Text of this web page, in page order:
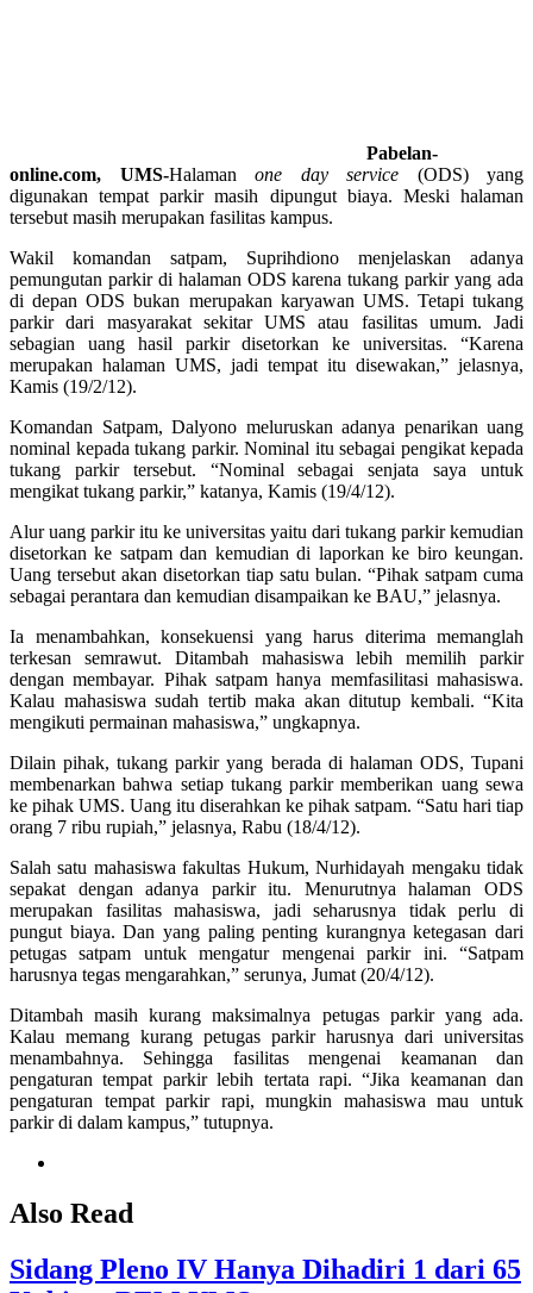
Pabelan-
online.com, UMS-Halaman one day service (ODS) yang
digunakan tempat parkir masih dipungut biaya. Meski halaman
tersebut masih merupakan fasilitas kampus.
Wakil komandan satpam, Suprihdiono menjelaskan adanya
pemungutan parkir di halaman ODS karena tukang parkir yang ada
di depan ODS bukan merupakan karyawan UMS. Tetapi tukang
parkir dari masyarakat sekitar UMS atau fasilitas umum. Jadi
sebagian uang hasil parkir disetorkan ke universitas. “Karena
merupakan halaman UMS, jadi tempat itu disewakan,” jelasnya,
Kamis (19/2/12).
Komandan Satpam, Dalyono meluruskan adanya penarikan uang
nominal kepada tukang parkir. Nominal itu sebagai pengikat kepada
tukang parkir tersebut. “Nominal sebagai senjata saya untuk
mengikat tukang parkir,” katanya, Kamis (19/4/12).
Alur uang parkir itu ke universitas yaitu dari tukang parkir kemudian
disetorkan ke satpam dan kemudian di laporkan ke biro keungan.
Uang tersebut akan disetorkan tiap satu bulan. “Pihak satpam cuma
sebagai perantara dan kemudian disampaikan ke BAU,” jelasnya.
Ia menambahkan, konsekuensi yang harus diterima memanglah
terkesan semrawut. Ditambah mahasiswa lebih memilih parkir
dengan membayar. Pihak satpam hanya memfasilitasi mahasiswa.
Kalau mahasiswa sudah tertib maka akan ditutup kembali. “Kita
mengikuti permainan mahasiswa,” ungkapnya.
Dilain pihak, tukang parkir yang berada di halaman ODS, Tupani
membenarkan bahwa setiap tukang parkir memberikan uang sewa
ke pihak UMS. Uang itu diserahkan ke pihak satpam. “Satu hari tiap
orang 7 ribu rupiah,” jelasnya, Rabu (18/4/12).
Salah satu mahasiswa fakultas Hukum, Nurhidayah mengaku tidak
sepakat dengan adanya parkir itu. Menurutnya halaman ODS
merupakan fasilitas mahasiswa, jadi seharusnya tidak perlu di
pungut biaya. Dan yang paling penting kurangnya ketegasan dari
petugas satpam untuk mengatur mengenai parkir ini. “Satpam
harusnya tegas mengarahkan,” serunya, Jumat (20/4/12).
Ditambah masih kurang maksimalnya petugas parkir yang ada.
Kalau memang kurang petugas parkir harusnya dari universitas
menambahnya. Sehingga fasilitas mengenai keamanan dan
pengaturan tempat parkir lebih tertata rapi. “Jika keamanan dan
pengaturan tempat parkir rapi, mungkin mahasiswa mau untuk
parkir di dalam kampus,” tutupnya.
Also Read
Sidang Pleno IV Hanya Dihadiri 1 dari 65